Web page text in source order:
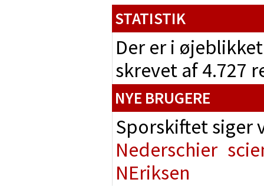
STATISTIK
Der er i
skrevet af 4.727
NYE BRUGERE
Sporskiftet
Nederschier
NEriksen